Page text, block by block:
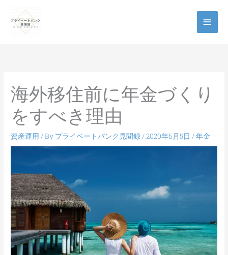
メ
イ
ニ
ー
海外移住前に年金づくり
をすべき理由
資産運用 / By プライベートバンク見聞録 /2020年6月5日 /年金